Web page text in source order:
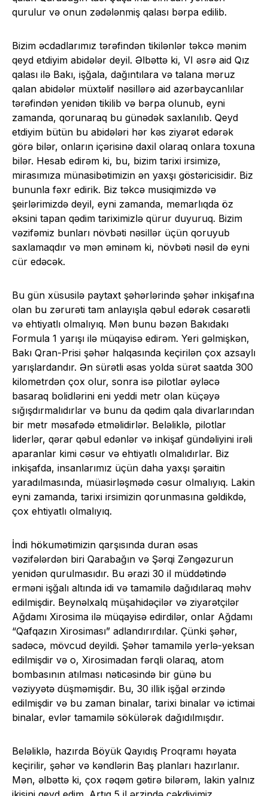
qurulur və onun zədələnmiş qalası bərpa edilib.
Bizim əcdadlarımız tərəfindən tikilənlər təkcə mənim
qeyd etdiyim abidələr deyil. Əlbəttə ki, VI əsrə aid Qız
qalası ilə Bakı, işğala, dağıntılara və talana məruz
qalan abidələr müxtəlif nəsillərə aid azərbaycanlılar
tərəfindən yenidən tikilib və bərpa olunub, eyni
zamanda, qorunaraq bu günədək saxlanılıb. Qeyd
etdiyim bütün bu abidələri hər kəs ziyarət edərək
görə bilər, onların içərisinə daxil olaraq onlara toxuna
bilər. Hesab edirəm ki, bu, bizim tarixi irsimizə,
mirasımıza münasibətimizin ən yaxşı göstəricisidir. Biz
bununla fəxr edirik. Biz təkcə musiqimizdə və
şeirlərimizdə deyil, eyni zamanda, memarlıqda öz
əksini tapan qədim tariximizlə qürur duyuruq. Bizim
vəzifəmiz bunları növbəti nəsillər üçün qoruyub
saxlamaqdır və mən əminəm ki, növbəti nəsil də eyni
cür edəcək.
Bu gün xüsusilə paytaxt şəhərlərində şəhər inkişafına
olan bu zərurəti tam anlayışla qəbul edərək cəsarətli
və ehtiyatlı olmalıyıq. Mən bunu bəzən Bakıdakı
Formula 1 yarışı ilə müqayisə edirəm. Yeri gəlmişkən,
Bakı Qran-Prisi şəhər halqasında keçirilən çox azsaylı
yarışlardandır. Ən sürətli əsas yolda sürət saatda 300
kilometrdən çox olur, sonra isə pilotlar əyləcə
basaraq bolidlərini eni yeddi metr olan küçəyə
sığışdırmalıdırlar və bunu da qədim qala divarlarından
bir metr məsafədə etməlidirlər. Beləliklə, pilotlar
liderlər, qərar qəbul edənlər və inkişaf gündəliyini irəli
aparanlar kimi cəsur və ehtiyatlı olmalıdırlar. Biz
inkişafda, insanlarımız üçün daha yaxşı şəraitin
yaradılmasında, müasirləşmədə cəsur olmalıyıq. Lakin
eyni zamanda, tarixi irsimizin qorunmasına gəldikdə,
çox ehtiyatlı olmalıyıq.
İndi hökumətimizin qarşısında duran əsas
vəzifələrdən biri Qarabağın və Şərqi Zəngəzurun
yenidən qurulmasıdır. Bu ərazi 30 il müddətində
erməni işğalı altında idi və tamamilə dağıdılaraq məhv
edilmişdir. Beynəlxalq müşahidəçilər və ziyarətçilər
Ağdamı Xirosima ilə müqayisə edirdilər, onlar Ağdamı
“Qafqazın Xirosiması” adlandırırdılar. Çünki şəhər,
sadəcə, mövcud deyildi. Şəhər tamamilə yerlə-yeksan
edilmişdir və o, Xirosimadan fərqli olaraq, atom
bombasının atılması nəticəsində bir günə bu
vəziyyətə düşməmişdir. Bu, 30 illik işğal ərzində
edilmişdir və bu zaman binalar, tarixi binalar və ictimai
binalar, evlər tamamilə sökülərək dağıdılmışdır.
Beləliklə, hazırda Böyük Qayıdış Proqramı həyata
keçirilir, şəhər və kəndlərin Baş planları hazırlanır.
Mən, əlbəttə ki, çox rəqəm gətirə bilərəm, lakin yalnız